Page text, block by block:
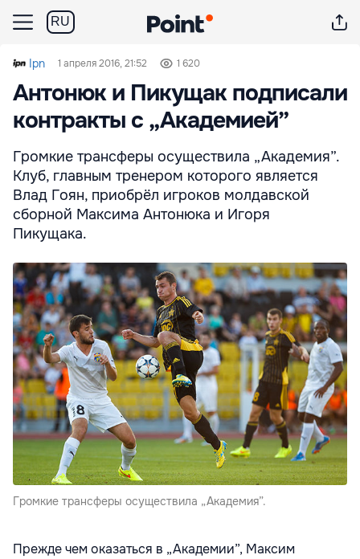
RU
Ipn 1 апреля 2016, 21:52 1 620
Антонюк и Пикущак подписали
контракты с „Академией”
Громкие трансферы осуществила „Академия”.
Клуб, главным тренером которого является
Влад Гоян, приобрёл игроков молдавской
сборной Максима Антонюка и Игоря
Пикущака.
Громкие трансферы осуществила „Академия”.
Прежде чем оказаться в „Академии”, Максим